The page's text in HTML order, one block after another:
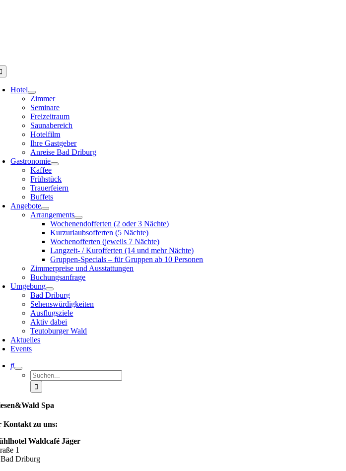
Hotel
Zimmer
Seminare
Freizeitraum
Saunabereich
Hotelfilm
Ihre Gastgeber
Anreise Bad Driburg
Gastronomie
Kaffee
Frühstück
Trauerfeiern
Buffets
Angebote
Arrangements
Wochenendofferten (2 oder 3 Nächte)
Kurzurlaubsofferten (5 Nächte)
Wochenofferten (jeweils 7 Nächte)
Langzeit- / Kurofferten (14 und mehr Nächte)
Gruppen-Specials – für Gruppen ab 10 Personen
Zimmerpreise und Ausstattungen
Buchungsanfrage
Umgebung
Bad Driburg
Sehenswürdigkeiten
Ausflugsziele
Aktiv dabei
Teutoburger Wald
Aktuelles
Events
Suche
nach:
Spa
Kontakt zu uns:
Waldcafé Jäger
1
Driburg